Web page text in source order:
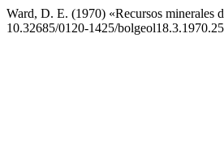
Ward, D. E. (1970) «Recursos minerales
10.32685/0120-1425/